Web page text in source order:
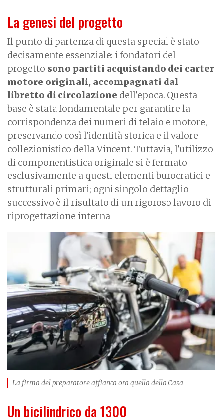
La genesi del progetto
Il punto di partenza di questa special è stato
decisamente essenziale: i fondatori del
progetto sono partiti acquistando dei carter
motore originali, accompagnati dal
libretto di circolazione dell'epoca. Questa
base è stata fondamentale per garantire la
corrispondenza dei numeri di telaio e motore,
preservando così l'identità storica e il valore
collezionistico della Vincent. Tuttavia, l'utilizzo
di componentistica originale si è fermato
esclusivamente a questi elementi burocratici e
strutturali primari; ogni singolo dettaglio
successivo è il risultato di un rigoroso lavoro di
riprogettazione interna.
g
e
La firma del preparatore affianca ora quella della Casa
Un bicilindrico da 1300